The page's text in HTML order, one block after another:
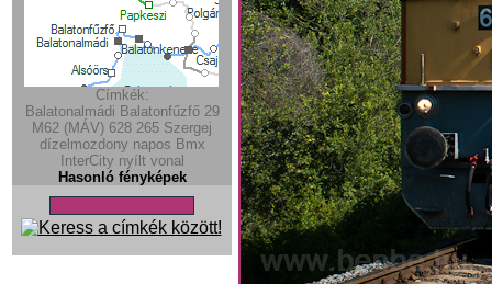
Címkék:
Balatonalmádi Balatonfűzfő 29
M62 (MÁV) 628 265 Szergej
dízelmozdony napos Bmx
InterCity nyílt vonal
Hasonló fényképek